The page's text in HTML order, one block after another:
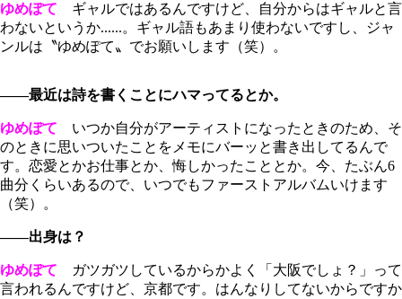
ゆめぽて ギャルではあるんですけど、自分からはギャルと言
わないというか......。ギャル語もあまり使わないですし、ジャ
ンルは〝ゆめぽて〟でお願いします（笑）。
――最近は詩を書くことにハマってるとか。
ゆめぽて いつか自分がアーティストになったときのため、そ
のときに思いついたことをメモにバーッと書き出してるんで
す。恋愛とかお仕事とか、悔しかったこととか。今、たぶん6
曲分くらいあるので、いつでもファーストアルバムいけます
（笑）。
――出身は？
ゆめぽて ガツガツしているからかよく「大阪でしょ？」って
言われるんですけど、京都です。はんなりしてないからですか